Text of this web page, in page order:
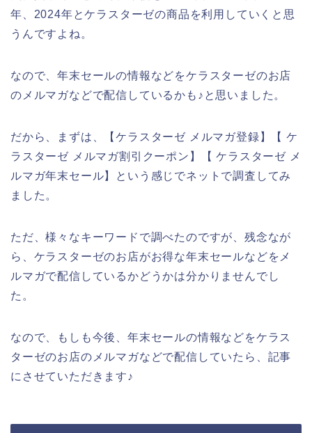
年、2024年とケラスターゼの商品を利用していくと思
うんですよね。
なので、年末セールの情報などをケラスターゼのお店
のメルマガなどで配信しているかも♪と思いました。
だから、まずは、【ケラスターゼ メルマガ登録】【 ケ
ラスターゼ メルマガ割引クーポン】【 ケラスターゼ メ
ルマガ年末セール】という感じでネットで調査してみ
ました。
ただ、様々なキーワードで調べたのですが、残念なが
ら、ケラスターゼのお店がお得な年末セールなどをメ
ルマガで配信しているかどうかは分かりませんでし
た。
なので、もしも今後、年末セールの情報などをケラス
ターゼのお店のメルマガなどで配信していたら、記事
にさせていただきます♪